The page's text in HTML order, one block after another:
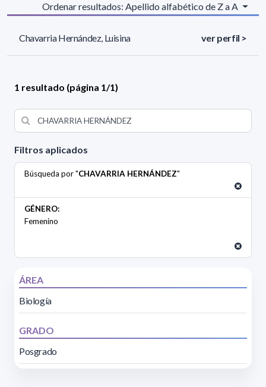
Filtros aplicados
Búsqueda por "CHAVARRIA HERNÁNDEZ"
GÉNERO:
Femenino
ÁREA
Biología
GRADO
Posgrado
Ordenar resultados: Apellido alfabético de Z a A
Chavarria Hernández, Luisina ver perfil >
1 resultado (página 1/1)